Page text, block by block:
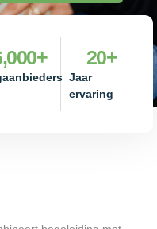
+
Jaar
ervaring
20+